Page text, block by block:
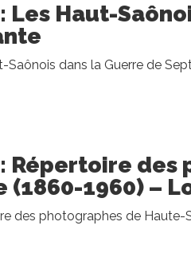
Les Haut-
Saônois dans la Guerre de
Répertoire des
(1860-1960) –
des photographes de Haute-